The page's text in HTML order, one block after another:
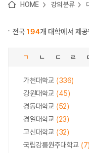
HOME 강의분류
전국194개 대학에서 제
ㄱ ㄴ ㄷ ㄹ
가천대학교 (336)
강원대학교 (45)
경동대학교 (52)
경일대학교 (23)
고신대학교 (32)
국립강릉원주대학교 (7)